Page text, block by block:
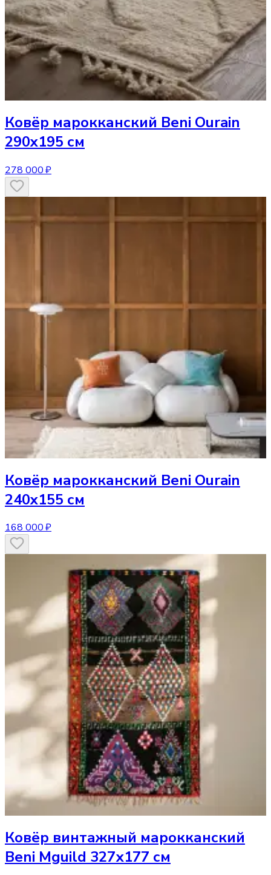
Ковёр марокканский Beni Ourain
290x195 см
278 000 ₽
Ковёр марокканский Beni Ourain
240x155 см
168 000 ₽
Ковёр винтажный марокканский
Beni Mguild 327х177 см